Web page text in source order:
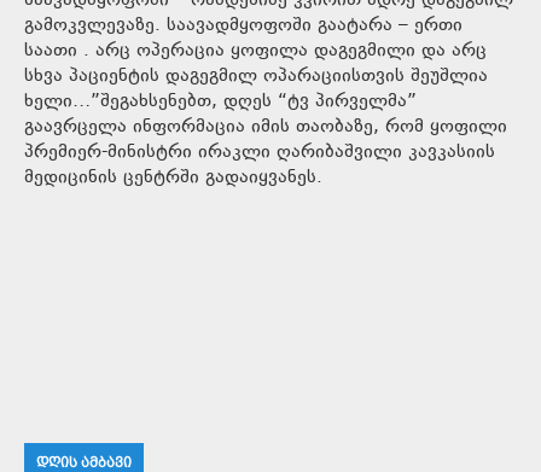
გამოკვლევაზე. საავადმყოფოში გაატარა – ერთი
საათი . არც ოპერაცია ყოფილა დაგეგმილი და არც
სხვა პაციენტის დაგეგმილ ოპარაციისთვის შეუშლია
ხელი…”შეგახსენებთ, დღეს “ტვ პირველმა”
გაავრცელა ინფორმაცია იმის თაობაზე, რომ ყოფილი
პრემიერ-მინისტრი ირაკლი ღარიბაშვილი კავკასიის
მედიცინის ცენტრში გადაიყვანეს.
ᲓᲦᲘᲡ ᲐᲛᲑᲐᲕᲘ